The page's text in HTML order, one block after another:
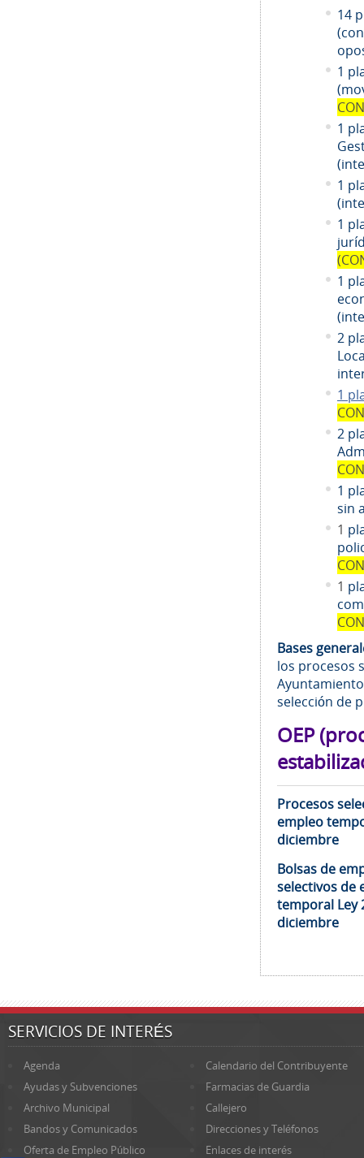
14
1
1
1
1
1
2
1
2
1
sin
1
1
Bases
los procesos
selección de
OEP
Procesos
empleo
diciembre
Bolsas de
selectivos de
temporal Ley
diciembre
SERVICIOS DE INTERÉS
Agenda
Calendario del Contribuyente
Ayudas y Subvenciones
Farmacias de Guardia
Archivo Municipal
Callejero
Bandos y Comunicados
Direcciones y Teléfonos
Oferta de Empleo Público
Enlaces de interés